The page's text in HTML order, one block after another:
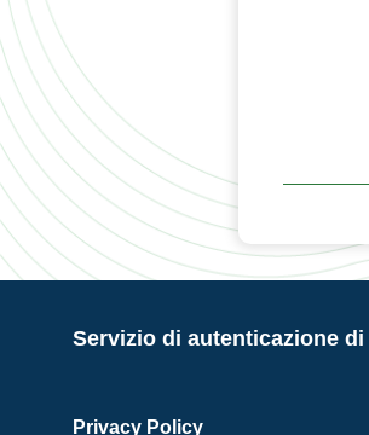
Servizio di autenticazione
Privacy Policy